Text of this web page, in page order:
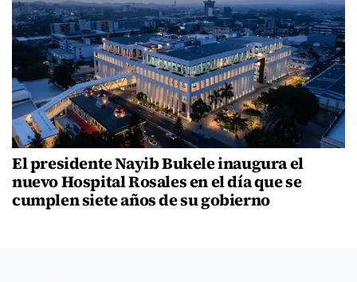
El presidente Nayib Bukele inaugura el
nuevo Hospital Rosales en el día que se
cumplen siete años de su gobierno